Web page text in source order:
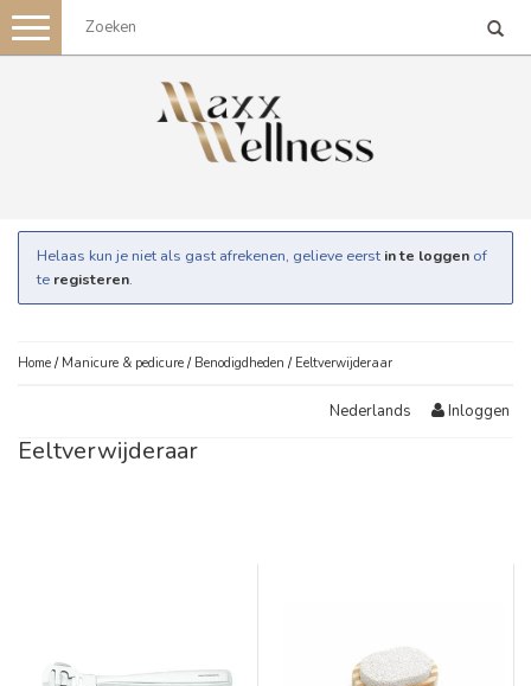
Toggle
navigation
Helaas kun je niet als gast afrekenen, gelieve eerst in te loggen of
te registeren.
Home / Manicure & pedicure / Benodigdheden / Eeltverwijderaar
Nederlands Inloggen
Eeltverwijderaar